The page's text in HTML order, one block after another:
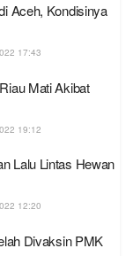
Aceh, Kondisinya
17:43
Mati Akibat
19:12
Lalu Lintas Hewan
12:20
Divaksin PMK